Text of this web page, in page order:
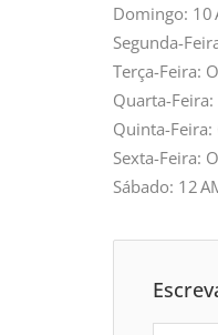
Domingo: 10
Segunda-
Terça-Feira:
Quarta-
Quinta-
Sexta-Feira:
Sábado: 12